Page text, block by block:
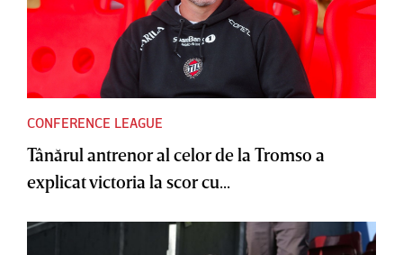
CONFERENCE LEAGUE
Tânărul antrenor al celor de la Tromso a
explicat victoria la scor cu...